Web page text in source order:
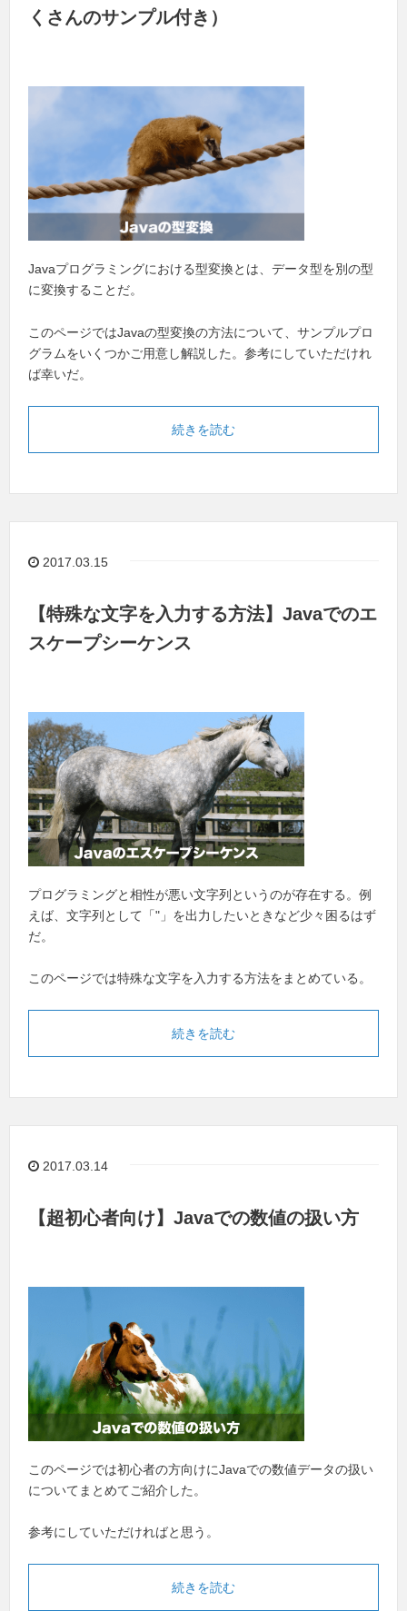
くさんのサンプル付き）
Javaプログラミングにおける型変換とは、データ型を別の型
に変換することだ。
このページではJavaの型変換の方法について、サンプルプロ
グラムをいくつかご用意し解説した。参考にしていただけれ
ば幸いだ。
続きを読む
2017.03.15
【特殊な文字を入力する方法】Javaでのエ
スケープシーケンス
プログラミングと相性が悪い文字列というのが存在する。例
えば、文字列として「"」を出力したいときなど少々困るはず
だ。
このページでは特殊な文字を入力する方法をまとめている。
続きを読む
2017.03.14
【超初心者向け】Javaでの数値の扱い方
このページでは初心者の方向けにJavaでの数値データの扱い
についてまとめてご紹介した。
参考にしていただければと思う。
続きを読む